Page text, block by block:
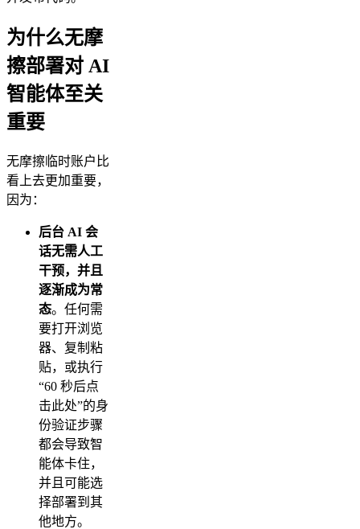
为什么无摩
擦部署对 AI
智能体至关
重要
无摩擦临时账户比
看上去更加重要，
因为：
后台 AI 会
话无需人工
干预，并且
逐渐成为常
态。任何需
要打开浏览
器、复制粘
贴，或执行
“60 秒后点
击此处”的身
份验证步骤
都会导致智
能体卡住，
并且可能选
择部署到其
他地方。